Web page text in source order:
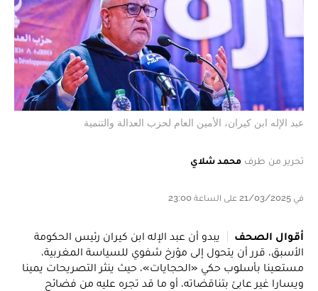
عبد الإله ابن كيران، الأمين العام لحزب العدالة والتنمية
تحرير من طرف محمد شلاي
في 21/03/2025 على الساعة 23:00
أقوال الصحف
يبدو أن عبد الإله ابن كيران رئيس الحكومة
الأسبق، قرر أن يتحول إلى مؤرخ شفوي للسياسة المغربية،
مستعينا بأسلوب حكي «الحجايات»، حيث ينثر التصريحات يمينا
ويسارا غير عابئ بتناقضاته، أو ما قد تجره عليه من فضائح